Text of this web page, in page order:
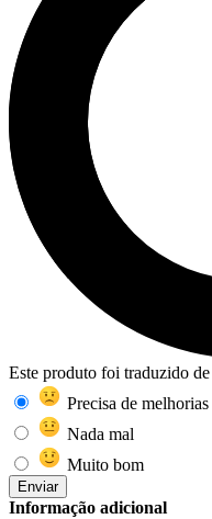
Este produto foi traduzido
Precisa de melhorias
Nada mal
Muito bom
Enviar
Informação adicional